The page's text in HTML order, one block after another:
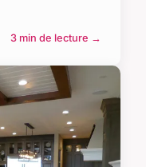
3 min de lecture →